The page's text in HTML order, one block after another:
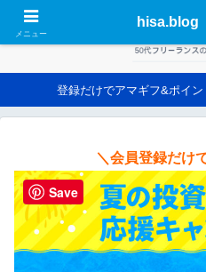
登録だけでアマギフ&ポイ
＼会員登録だけ
メニュー
hisa.blog
Save